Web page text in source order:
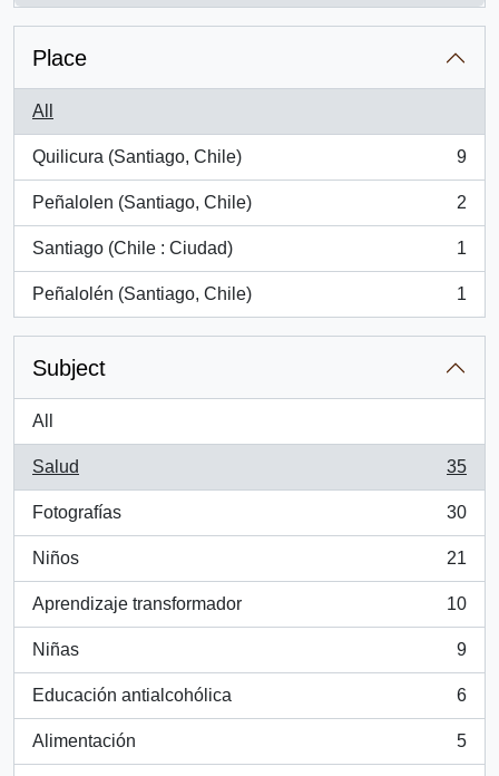
Place
All
Quilicura (Santiago, Chile)
, 9 results
9
Peñalolen (Santiago, Chile)
, 2 results
2
Santiago (Chile : Ciudad)
, 1 results
1
Peñalolén (Santiago, Chile)
, 1 results
1
Subject
All
Salud
, 35 results
35
Fotografías
, 30 results
30
Niños
, 21 results
21
Aprendizaje transformador
, 10 results
10
Niñas
, 9 results
9
Educación antialcohólica
, 6 results
6
Alimentación
, 5 results
5